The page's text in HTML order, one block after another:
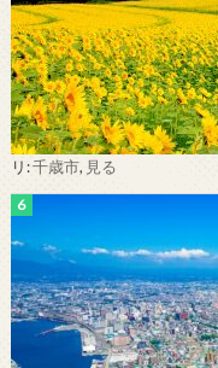
リ:千歳市, 見る